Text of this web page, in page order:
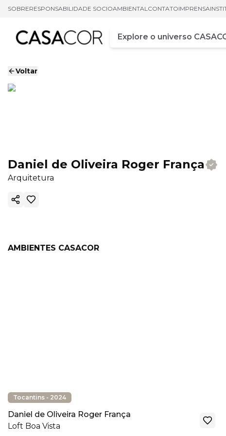
SOBRERESPONSABILIDADE SOCIOAMBIENTALCONTATOIMPRENSA
Campo de busca
Digite pelo menos três
Voltar
Daniel de Oliveira Roger França
Arquitetura
Copiar link
AMBIENTES CASACOR
Tocantins - 2024
Daniel de Oliveira Roger França
Loft Boa Vista